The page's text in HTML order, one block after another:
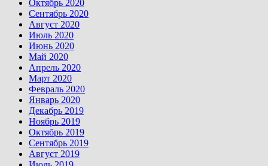
Октябрь 2020
Сентябрь 2020
Август 2020
Июль 2020
Июнь 2020
Май 2020
Апрель 2020
Март 2020
Февраль 2020
Январь 2020
Декабрь 2019
Ноябрь 2019
Октябрь 2019
Сентябрь 2019
Август 2019